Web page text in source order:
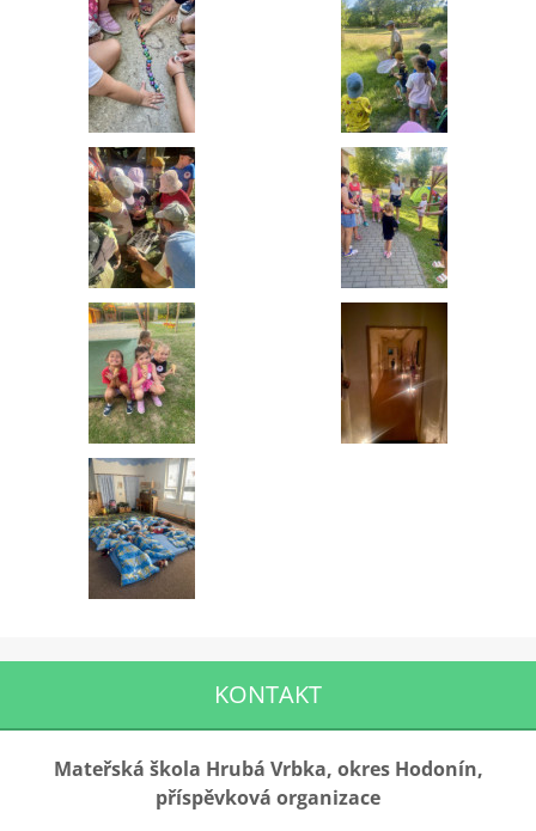
KONTAKT
Mateřská škola Hrubá Vrbka, okres Hodonín,
příspěvková organizace